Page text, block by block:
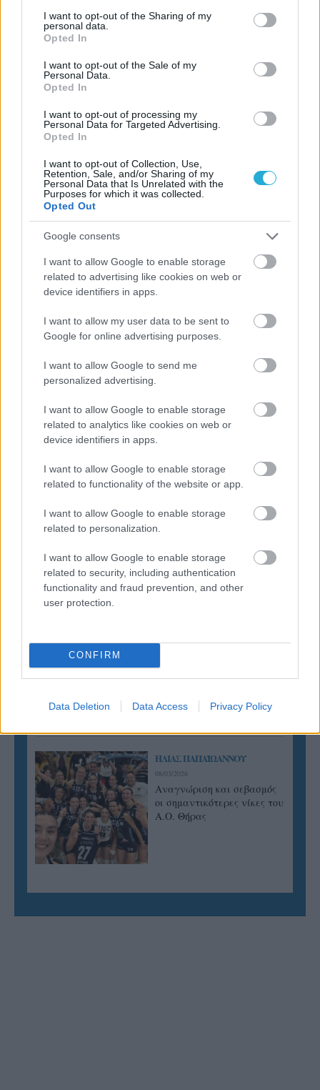
not limited to your visit or usage behaviour. You may click to
grant or deny consent to Google and its third-party tags to
use your data for below specified purposes in below Google
consent section.
I want to opt-out of the Sharing of my
personal data.
Opted In
I want to opt-out of the Sale of my
Personal Data.
Opted In
I want to opt-out of processing my
Personal Data for Targeted Advertising.
Opted In
I want to opt-out of Collection, Use,
Retention, Sale, and/or Sharing of my
Personal Data that Is Unrelated with the
Purposes for which it was collected.
Opted Out
Google consents
I want to allow Google to enable storage
related to advertising like cookies on web or
device identifiers in apps.
I want to allow my user data to be sent to
Google for online advertising purposes.
I want to allow Google to send me
personalized advertising.
I want to allow Google to enable storage
related to analytics like cookies on web or
device identifiers in apps.
I want to allow Google to enable storage
related to functionality of the website or app.
I want to allow Google to enable storage
related to personalization.
I want to allow Google to enable storage
related to security, including authentication
functionality and fraud prevention, and other
user protection.
CONFIRM
Data Deletion Data Access Privacy Policy
06/08/2026
Το πάλεψε μέχρι τέλους η Εθνική γυναικών κόντρα
στην Ιταλία Β’
Η FIVB σχεδιάζει να διοργανώσει το Παγκόσμιο
Πρωτάθλημα τον Δεκέμβριο – Αντιδρούν οι σύλλογοι
Έτοιμη για… υψηλές πτήσεις η Μπενφίκα του Ψάρρα
με τον «Ιπτάμενο Ολλανδό» Βίλτενμπουργκ
05/08/2026
Ουρμπίνο
05/08/2026
Προς στρατηγική συνεργασία ΠΑΣΑΠΠ και
05/08/2026
εδάφους με Σουηδία
ΓΝΩΜΕΣ
Από την Περούτζια του 2000
ιστορία
ΗΛΙΑΣ ΠΑΠΑΪΩΑΝΝΟΥ
08/03/2026
Αναγνώριση και σεβασμός
οι σημαντικότερες νίκες του
Α.Ο. Θήρας